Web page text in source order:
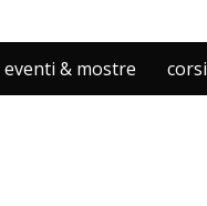
eventi & mostre corsi